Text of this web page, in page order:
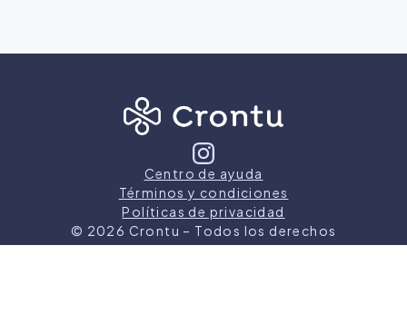
Centro de ayuda
Términos y condiciones
Políticas de privacidad
© 2026 Crontu – Todos los derechos
reservados